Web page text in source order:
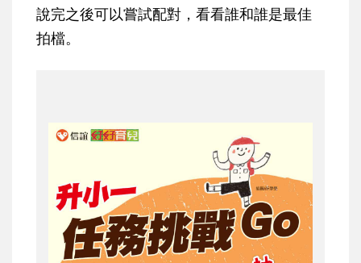
說完之後可以嘗試配對，看看誰和誰是最佳
拍檔。